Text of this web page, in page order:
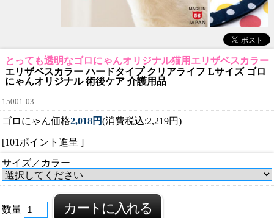
とっても透明なゴロにゃんオリジナル猫用エリザベスカラー
エリザベスカラー ハードタイプ クリアライフ Lサイズ ゴロ
にゃんオリジナル 術後ケア 介護用品
15001-03
ゴロにゃん価格2,018円(消費税込:2,219円)
[101ポイント進呈 ]
サイズ／カラー
数量